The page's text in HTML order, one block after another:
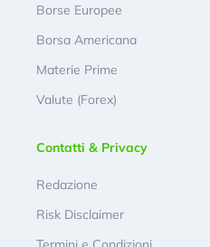
Borse Europee
Borsa Americana
Materie Prime
Valute (Forex)
Contatti & Privacy
Redazione
Risk Disclaimer